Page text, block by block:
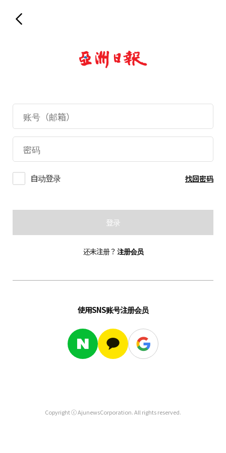
自动登录 找回密码
登录
还未注册？ 注册会员
使用SNS账号注册会员
Copyright ⓒ AjunewsCorporation. All rights reserved.